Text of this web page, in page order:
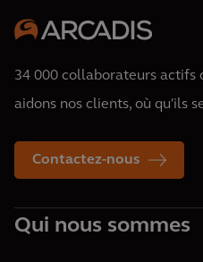
34 000 collaborateurs actifs
aidons nos clients, où qu'ils
Contactez-nous
Qui nous sommes